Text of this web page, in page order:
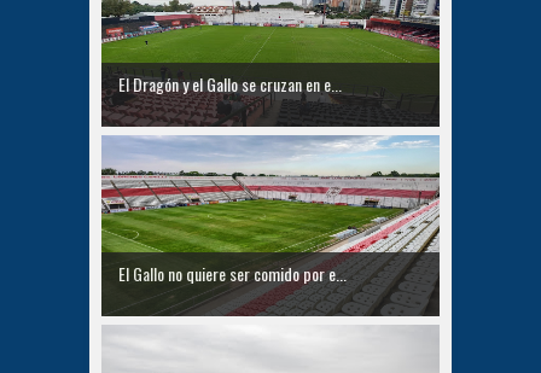
El Dragón y el Gallo se cruzan en e...
El Gallo no quiere ser comido por e...